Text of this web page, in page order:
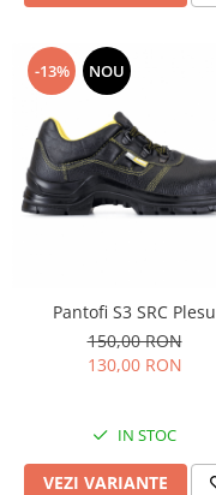
-13% NOU
Pantofi S3 SRC Plesu
150,00 RON
130,00 RON
IN STOC
VEZI VARIANTE